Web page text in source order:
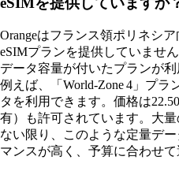
Orangeはフランス領ポリネシ
eSIMプランを提供していませ
データ容量が付いたプランが利
例えば、「World‑Zone 4」プ
タを利用できます。価格は
有）も許可されています。大
ない限り、このような定量デ
マンスが高く、予算に合わせて